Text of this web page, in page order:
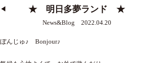
◀︎ ★ 明日多夢ランド ★
News&Blog 2022.04.20
ぼんじゅ♪ Bonjour♪